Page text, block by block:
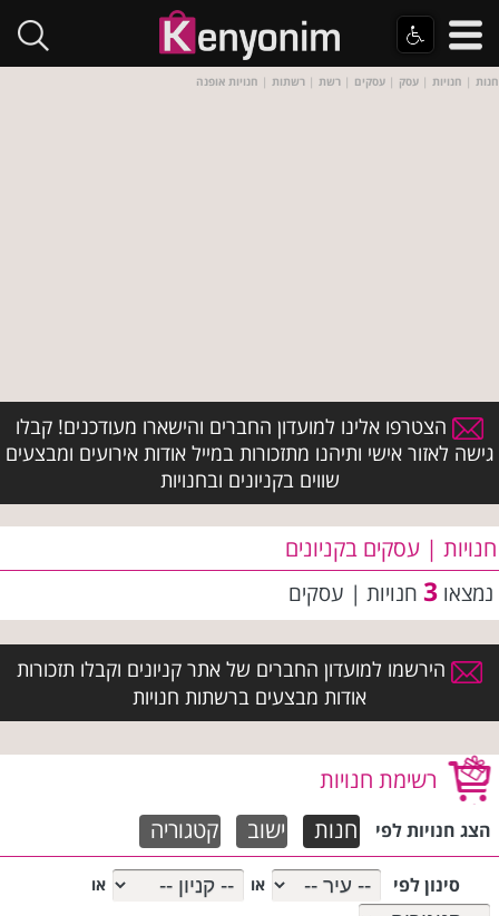
חנות | חנויות | עסק | עסקים | רשת | רשתות | חנויות אופנה
הצטרפו אלינו למועדון החברים והישארו מעודכנים! קבלו
גישה לאזור אישי ותיהנו מתזכורות במייל אודות אירועים ומבצעים
שווים בקניונים ובחנויות
חנויות | עסקים בקניונים
נמצאו 3 חנויות | עסקים
הירשמו למועדון החברים של אתר קניונים וקבלו תזכורות
אודות מבצעים ברשתות חנויות
רשימת חנויות
הצג חנויות לפי חנות ישוב קטגוריה
סינון לפי או או